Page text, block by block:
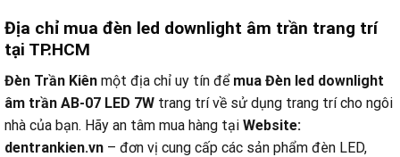
Địa chỉ mua đèn led downlight âm trần trang trí
tại TP.HCM
Đèn Trần Kiên một địa chỉ uy tín để mua Đèn led downlight
âm trần AB-07 LED 7W trang trí về sử dụng trang trí cho ngôi
nhà của bạn. Hãy an tâm mua hàng tại Website:
dentrankien.vn – đơn vị cung cấp các sản phẩm đèn LED,